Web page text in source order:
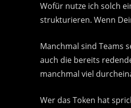
Wofür nutze ich solch
strukturieren. Wenn
Manchmal sind Teams
auch die bereits
manchmal viel
Wer das Token hat